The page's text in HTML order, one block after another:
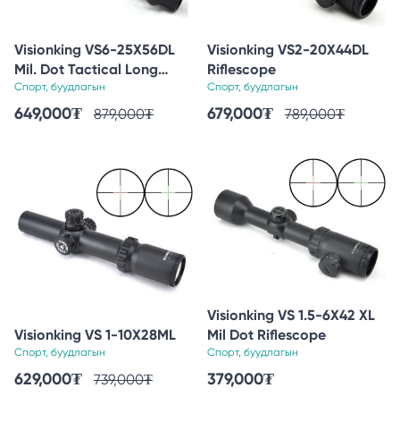
Visionking VS6-25X56DL
Mil. Dot Tactical Long
Range Hunting Riflescope
Спорт, буудлагын
649,000₮ 879,000₮
Visionking VS2-20X44DL
Riflescope
Спорт, буудлагын
679,000₮ 789,000₮
Visionking VS 1-10X28ML
Спорт, буудлагын
629,000₮ 739,000₮
Visionking VS 1.5-6X42 XL
Mil Dot Riflescope
Спорт, буудлагын
379,000₮